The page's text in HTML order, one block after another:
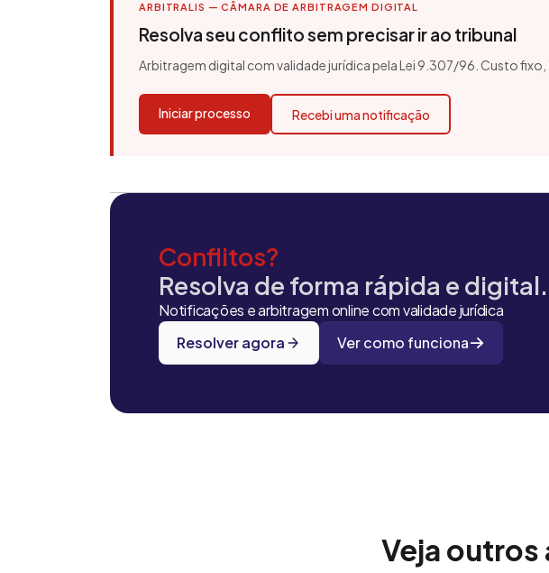
ARBITRALIS — CÂMARA DE ARBITRAGEM DIGITAL
Resolva seu conflito sem precisar ir ao tribunal
Arbitragem digital com validade jurídica pela Lei 9.307/96. Custo fixo,
Iniciar processo Recebi uma notificação
Conflitos?
Resolva de forma rápida e digital.
Notificações e arbitragem online com validade jurídica
Resolver agora
Ver como funciona
Veja